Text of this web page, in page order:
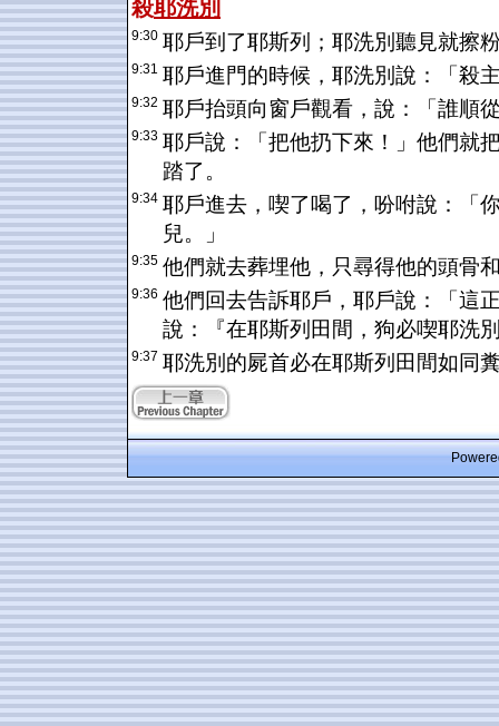
殺耶洗別
9:30 耶戶到了耶斯列；耶洗別聽見就擦
9:31 耶戶進門的時候，耶洗別說：「殺
9:32 耶戶抬頭向窗戶觀看，說：「誰順
9:33 耶戶說：「把他扔下來！」他們就
踏了。
9:34 耶戶進去，喫了喝了，吩咐說：「
兒。」
9:35 他們就去葬埋他，只尋得他的頭骨
9:36 他們回去告訴耶戶，耶戶說：「這
說：『在耶斯列田間，狗必喫耶洗
9:37 耶洗別的屍首必在耶斯列田間如同